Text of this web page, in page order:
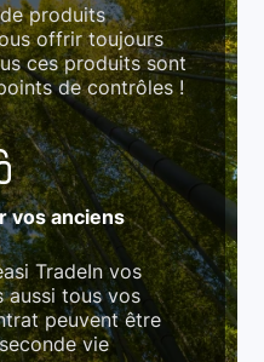
produits
offrir toujours
ces produits sont
de contrôles !
vos anciens
TradeIn vos
aussi tous vos
peuvent être
vie